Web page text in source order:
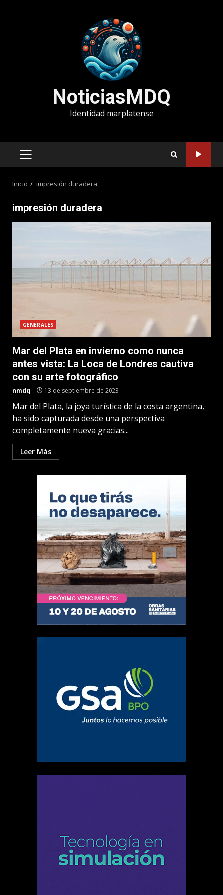
NoticiasMDQ
Identidad marplatense
MENÚ
Inicio impresión duradera
impresión duradera
GENERALES
Mar del Plata en invierno como nunca
antes vista: La Loca de Londres cautiva
con su arte fotográfico
nmdq 13 de septiembre de 2023
Mar del Plata, la joya turística de la costa argentina,
ha sido capturada desde una perspectiva
completamente nueva gracias...
Leer Más